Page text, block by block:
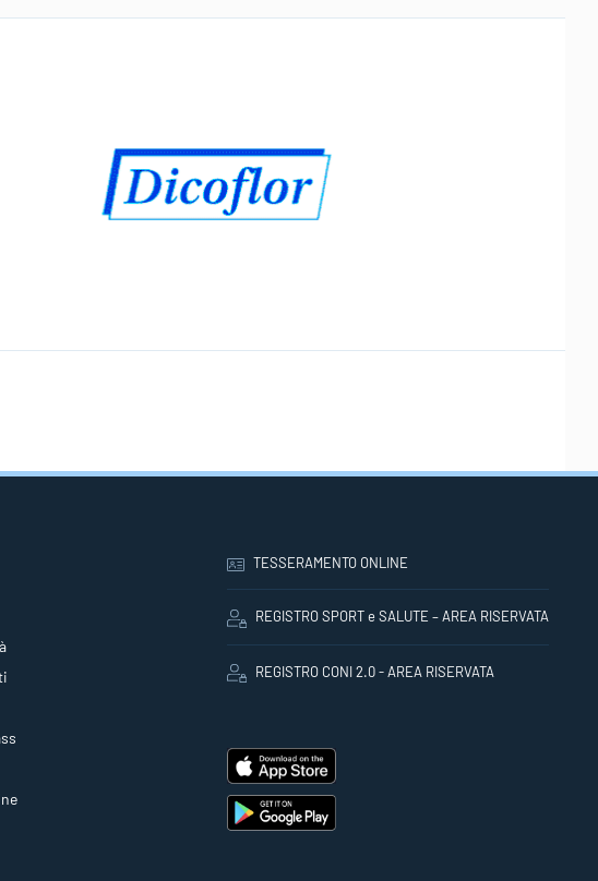
TESSERAMENTO ONLINE
REGISTRO SPORT e SALUTE – AREA RISERVATA
REGISTRO CONI 2.0 - AREA RISERVATA